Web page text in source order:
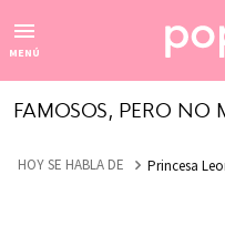
MENÚ
FAMOSOS, PERO NO
HOY SE HABLA DE Princesa